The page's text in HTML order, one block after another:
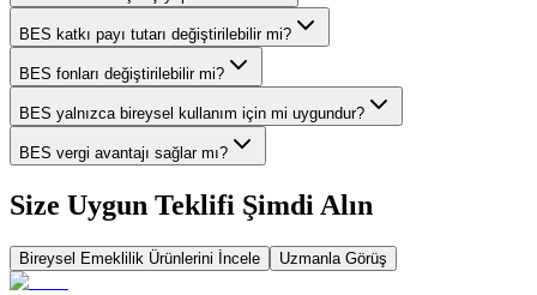
BES katkı payı tutarı değiştirilebilir mi?
BES fonları değiştirilebilir mi?
BES yalnızca bireysel kullanım için mi uygundur?
BES vergi avantajı sağlar mı?
Size Uygun Teklifi Şimdi Alın
Bireysel Emeklilik Ürünlerini İncele Uzmanla Görüş